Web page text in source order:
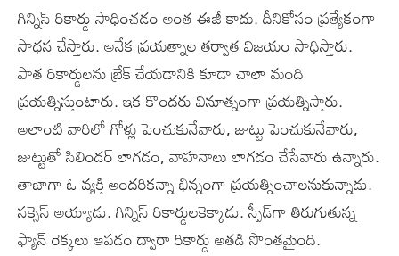
గిన్నిస్‌ రికార్డు సాధించడం అంత ఈజీ కాదు. దీనికోసం ప్రత్యేకంగా
సాధన చేస్తారు. అనేక ప్రయత్నాల తర్వాత విజయం సాధిస్తారు.
పాత రికార్డులను బ్రేక్‌ చేయడానికి కూడా చాలా మంది
ప్రయత్నిస్తుంటారు. ఇక కొందరు వినూత్నంగా ప్రయత్నిస్తారు.
అలాంటి వారిలో గోళ్లు పెంచుకునేవారు, జుట్టు పెంచుకునేవారు,
జుట్టుతో సిలిండర్‌ లాగడం, వాహనాలు లాగడం చేసేవారు ఉన్నారు.
తాజాగా ఓ వ్యక్తి అందరికన్నా భిన్నంగా ప్రయత్నించాలనుకున్నాడు.
సక్సెస్‌ అయ్యాడు. గిన్నిస్‌ రికార్డులకెక్కాడు. స్పీడ్‌గా తిరుగుతున్న
ఫ్యాన్‌ రెక్కలు ఆపడం ద్వారా రికార్డు అతడి సొంతమైంది.